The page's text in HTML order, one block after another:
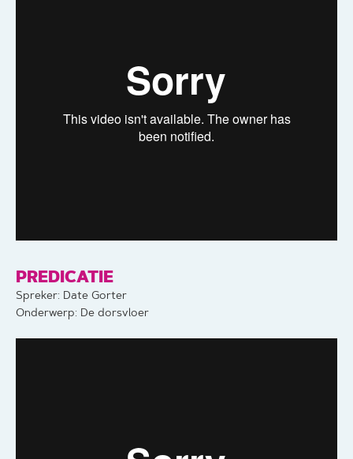
PREDICATIE
Spreker: Date Gorter
Onderwerp: De dorsvloer